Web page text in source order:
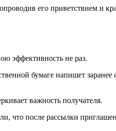
его приветствием и
эффективность не раз.
бумаге напишет
важность получателя.
что после рассылки